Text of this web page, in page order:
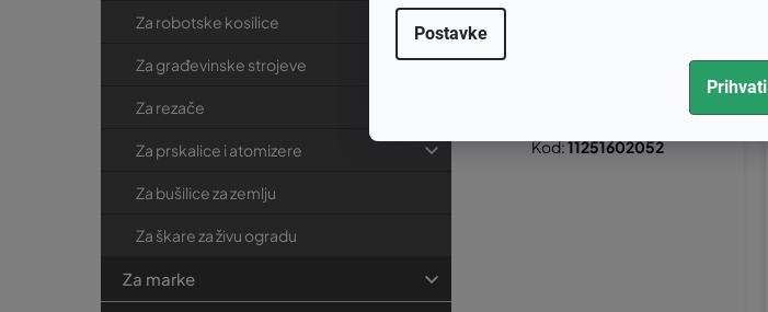
Postavke
Prihvati
Za robotske kosilice
Za građevinske strojeve
Za rezače
Za prskalice i atomizere
Za bušilice za zemlju
Za škare za živu ogradu
Za marke
€16,52 bez PDV-a
€20,65
Kod:11251602052